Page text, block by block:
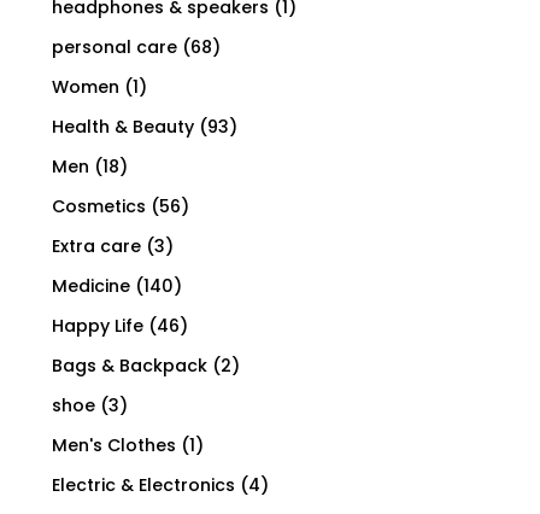
headphones & speakers (1)
personal care (68)
Women (1)
Health & Beauty (93)
Men (18)
Cosmetics (56)
Extra care (3)
Medicine (140)
Happy Life (46)
Bags & Backpack (2)
shoe (3)
Men's Clothes (1)
Electric & Electronics (4)